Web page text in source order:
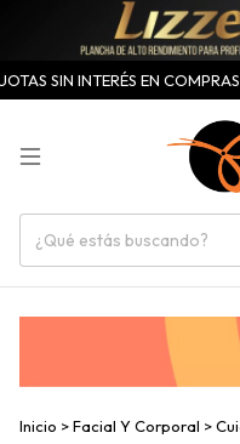
INTERÉS EN COMPRAS
Inicio >Facial Y Corporal >